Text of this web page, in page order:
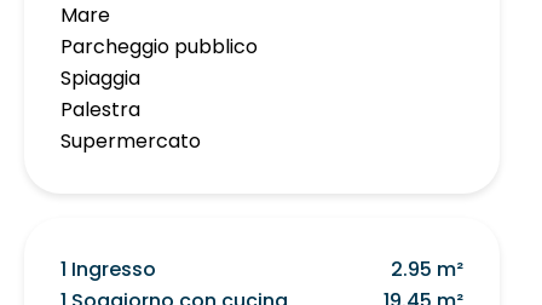
Mare
Parcheggio pubblico
Spiaggia
Palestra
Supermercato
1 Ingresso
2.95 m²